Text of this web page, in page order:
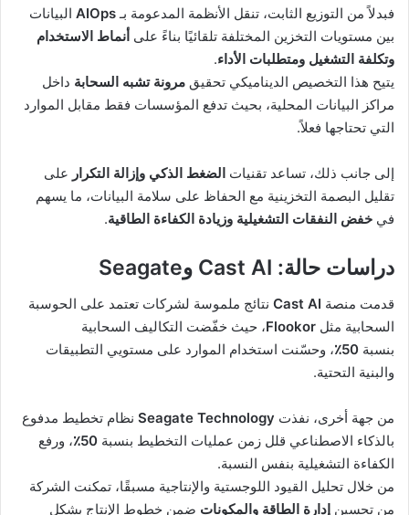
فبدلاً من التوزيع الثابت، تنقل الأنظمة المدعومة بـ AIOps البيانات
بين مستويات التخزين المختلفة تلقائيًا بناءً على أنماط الاستخدام
وتكلفة التشغيل ومتطلبات الأداء.
يتيح هذا التخصيص الديناميكي تحقيق مرونة تشبه السحابة داخل
مراكز البيانات المحلية، بحيث تدفع المؤسسات فقط مقابل الموارد
التي تحتاجها فعلاً.
إلى جانب ذلك، تساعد تقنيات الضغط الذكي وإزالة التكرار على
تقليل البصمة التخزينية مع الحفاظ على سلامة البيانات، ما يسهم
في خفض النفقات التشغيلية وزيادة الكفاءة الطاقية.
دراسات حالة: Cast AI وSeagate
قدمت منصة Cast AI نتائج ملموسة لشركات تعتمد على الحوسبة
السحابية مثل Flookor، حيث خفّضت التكاليف السحابية
بنسبة 50٪ ، وحسّنت استخدام الموارد على مستويي التطبيقات
والبنية التحتية.
من جهة أخرى، نفذت Seagate Technology نظام تخطيط مدفوع
بالذكاء الاصطناعي قلل زمن عمليات التخطيط بنسبة 50٪ ، ورفع
الكفاءة التشغيلية بنفس النسبة.
من خلال تحليل القيود اللوجستية والإنتاجية مسبقًا، تمكنت الشركة
من تحسين إدارة الطاقة والمكونات ضمن خطوط الإنتاج بشكل